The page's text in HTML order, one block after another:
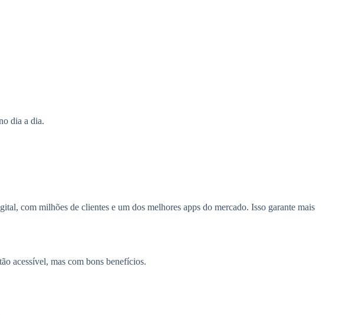
dia a dia.
com milhões de clientes e um dos melhores apps do mercado. Isso garante mais
acessível, mas com bons benefícios.